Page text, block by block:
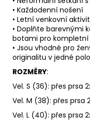
• Každodenní nošení
• Letní venkovní
• Doplňte barevnými
botami pro kompletní
• Jsou vhodné pro
originalitu v jedné
ROZMĚRY:
Vel. S (36): přes prsa
Vel. M (38): přes prsa
Vel. L (40): přes prsa